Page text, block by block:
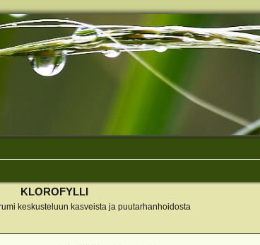
KLOROFYLLI
keskusteluun kasveista ja puutarhanhoidosta